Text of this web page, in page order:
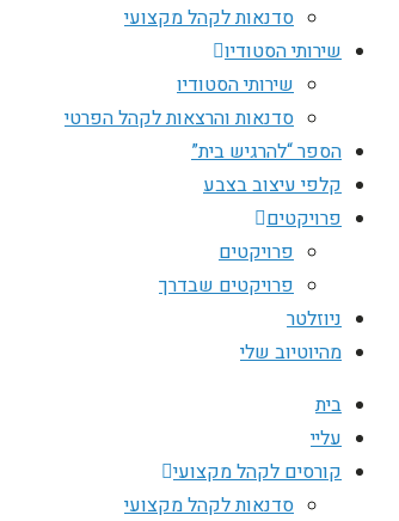
סדנאות לקהל מקצועי
שירותי הסטודיו
שירותי הסטודיו
סדנאות והרצאות לקהל הפרטי
הספר “להרגיש בית”
קלפי עיצוב בצבע
פרויקטים
פרויקטים
פרויקטים שבדרך
ניוזלטר
מהיוטיוב שלי
בית
עליי
קורסים לקהל מקצועי
סדנאות לקהל מקצועי